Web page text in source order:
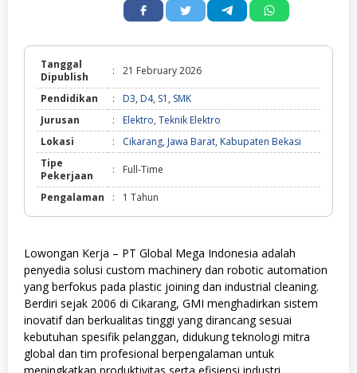
Tanggal
Dipublish
: 21 February 2026
Pendidikan : D3, D4, S1 , SMK
Jurusan
: Elektro, Teknik Elektro
Lokasi
: Cikarang, Jawa Barat, Kabupaten Bekasi
Tipe
Pekerjaan
: Full-Time
Pengalaman : 1 Tahun
Lowongan Kerja – PT Global Mega Indonesia adalah
penyedia solusi custom machinery dan robotic automation
yang berfokus pada plastic joining dan industrial cleaning.
Berdiri sejak 2006 di Cikarang, GMI menghadirkan sistem
inovatif dan berkualitas tinggi yang dirancang sesuai
kebutuhan spesifik pelanggan, didukung teknologi mitra
global dan tim profesional berpengalaman untuk
meningkatkan produktivitas serta efisiensi industri.